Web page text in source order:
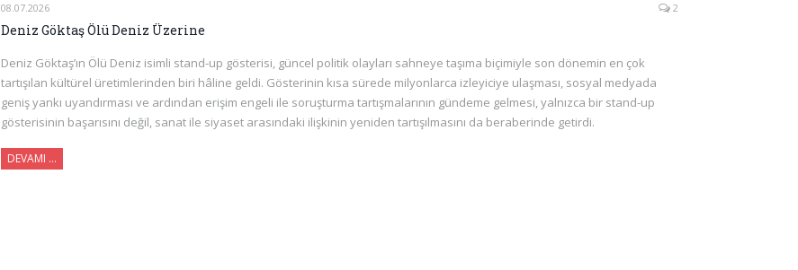
08.07.2026 2
Deniz Göktaş Ölü Deniz Üzerine
Deniz Göktaş’ın Ölü Deniz isimli stand-up gösterisi, güncel politik olayları sahneye taşıma biçimiyle son dönemin en çok
tartışılan kültürel üretimlerinden biri hâline geldi. Gösterinin kısa sürede milyonlarca izleyiciye ulaşması, sosyal medyada
geniş yankı uyandırması ve ardından erişim engeli ile soruşturma tartışmalarının gündeme gelmesi, yalnızca bir stand-up
gösterisinin başarısını değil, sanat ile siyaset arasındaki ilişkinin yeniden tartışılmasını da beraberinde getirdi.
DEVAMI ...